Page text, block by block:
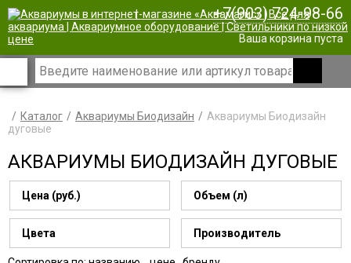
| +7(903) 724-98-66
Ваша корзина пуста
Каталог Аквариумы Биодизайн
Аквариумы Биодизайн
дуговые
АКВАРИУМЫ БИОДИЗАЙН ДУГОВЫЕ
Цена (руб.) Объем (л)
Цвета Производитель